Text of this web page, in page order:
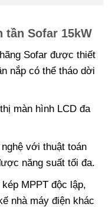
tần Sofar 15kW
Sofar được thiết
nắp có thể tháo dời
màn hình LCD đa
với thuật toán
năng suất tối đa.
MPPT độc lập,
nhà máy điện khác